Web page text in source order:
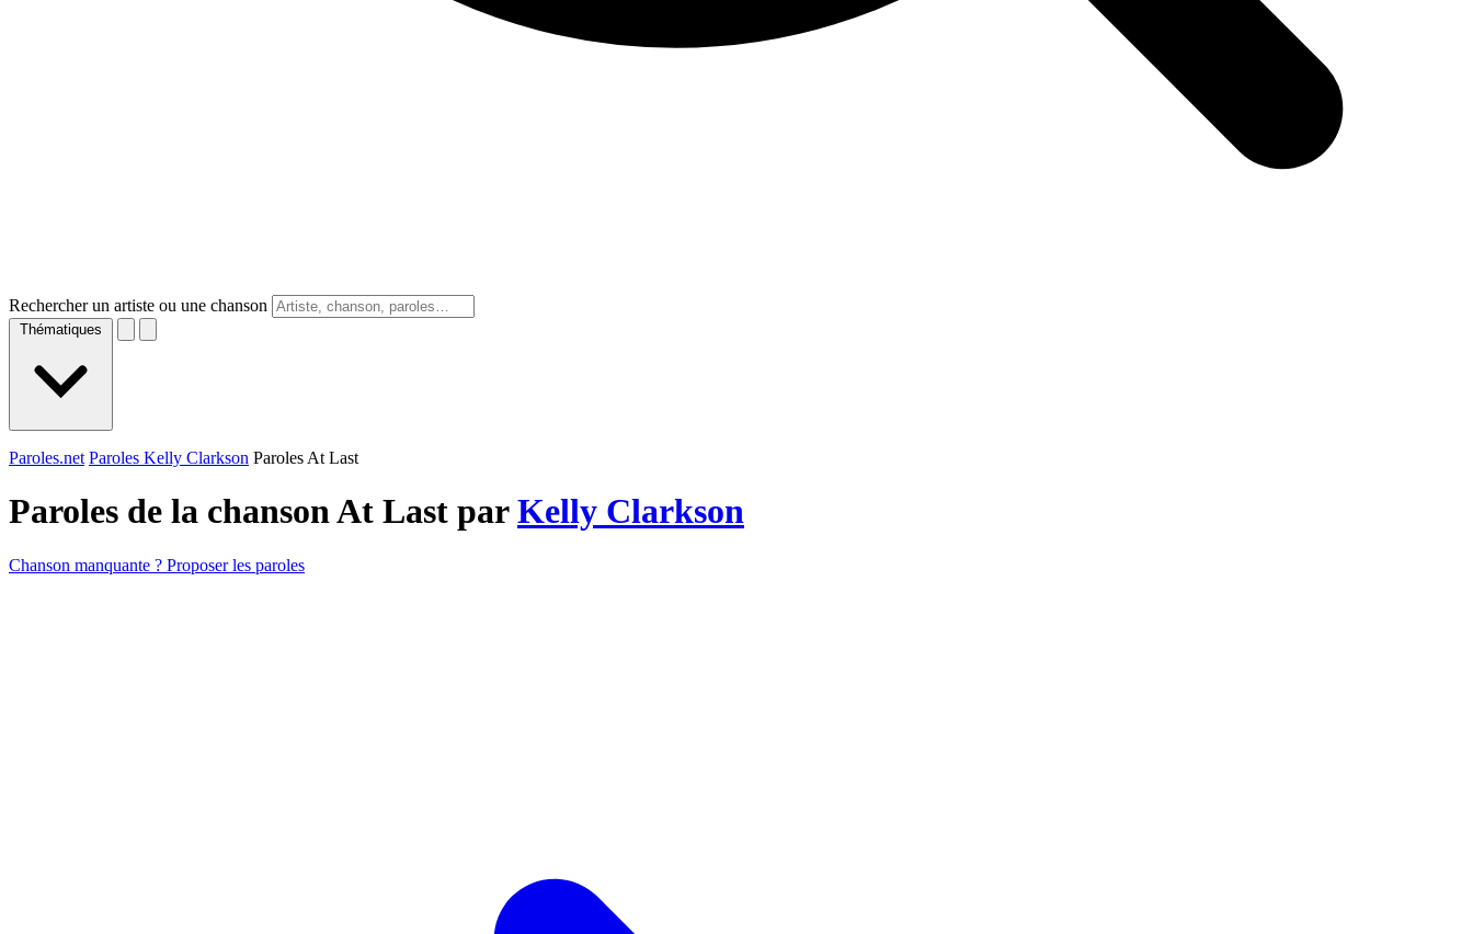
Rechercher un artiste ou une chanson
Thématiques
Paroles.net Paroles Kelly Clarkson Paroles At Last
Paroles de la chanson At Last parKelly Clarkson
Chanson manquante ? Proposer les paroles